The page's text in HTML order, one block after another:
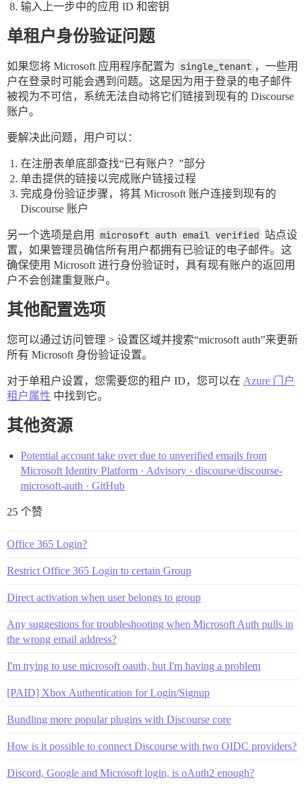
输入上一步中的应用 ID 和密钥
单租户身份验证问题
如果您将 Microsoft 应用程序配置为 single_tenant ，一些用
户在登录时可能会遇到问题。这是因为用于登录的电子邮件
被视为不可信，系统无法自动将它们链接到现有的 Discourse
账户。
要解决此问题，用户可以：
在注册表单底部查找“已有账户？”部分
单击提供的链接以完成账户链接过程
完成身份验证步骤，将其 Microsoft 账户连接到现有的
Discourse 账户
另一个选项是启用 microsoft auth email verified 站点设
置，如果管理员确信所有用户都拥有已验证的电子邮件。这
确保使用 Microsoft 进行身份验证时，具有现有账户的返回用
户不会创建重复账户。
其他配置选项
您可以通过访问管理 > 设置区域并搜索“microsoft auth”来更新
所有 Microsoft 身份验证设置。
对于单租户设置，您需要您的租户 ID，您可以在 Azure 门户
租户属性 中找到它。
其他资源
Potential account take over due to unverified emails from
Microsoft Identity Platform · Advisory · discourse/discourse-
microsoft-auth · GitHub
25 个赞
Office 365 Login?
Restrict Office 365 Login to certain Group
Direct activation when user belongs to group
Any suggestions for troubleshooting when Microsoft Auth pulls in
the wrong email address?
I'm trying to use microsoft oauth, but I'm having a problem
[PAID] Xbox Authentication for Login/Signup
Bundling more popular plugins with Discourse core
How is it possible to connect Discourse with two OIDC providers?
Discord, Google and Microsoft login, is oAuth2 enough?